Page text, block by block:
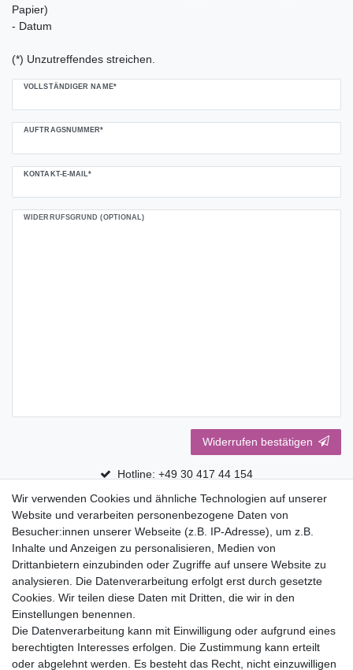
Papier)
- Datum
(*) Unzutreffendes streichen.
VOLLSTÄNDIGER NAME*
AUFTRAGSNUMMER*
KONTAKT-E-MAIL*
WIDERRUFSGRUND (OPTIONAL)
Ceres::Template.mailFormHoneypotLabel
Widerrufen bestätigen
Hotline: +49 30 417 44 154
30 Tage Rückgaberecht
Versandfrei ab 75 € in Deutschland
Top Marken
Eduplay
Folia Bringmann
Shop
Mein Konto
Wir verwenden Cookies und ähnliche Technologien auf unserer
Website und verarbeiten personenbezogene Daten von
Besucher:innen unserer Webseite (z.B. IP-Adresse), um z.B.
Inhalte und Anzeigen zu personalisieren, Medien von
Drittanbietern einzubinden oder Zugriffe auf unsere Website zu
analysieren. Die Datenverarbeitung erfolgt erst durch gesetzte
Cookies. Wir teilen diese Daten mit Dritten, die wir in den
Einstellungen benennen.
Die Datenverarbeitung kann mit Einwilligung oder aufgrund eines
berechtigten Interesses erfolgen. Die Zustimmung kann erteilt
oder abgelehnt werden. Es besteht das Recht, nicht einzuwilligen